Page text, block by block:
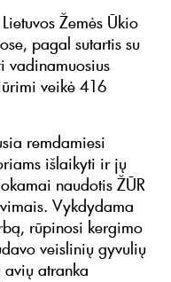
Žemės Ūkio
pagal sutartis su
vadinamuosius
veikė 416
remdamiesi
išlaikyti ir jų
naudotis ŽŪR
Vykdydama
rūpinosi kergimo
veislinių gyvulių
atranka